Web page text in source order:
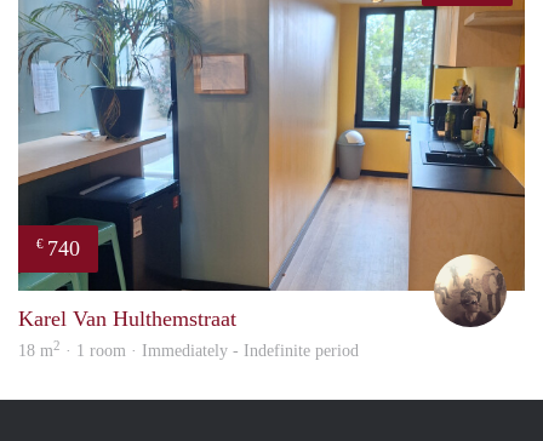
€ 740
Karel Van Hulthemstraat
18 m2 · 1 room · Immediately - Indefinite period